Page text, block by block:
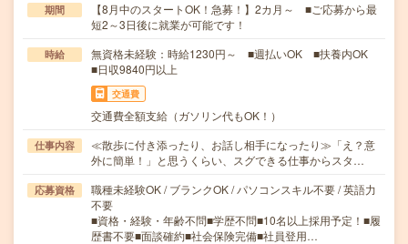
期間
【8月中のスタートOK！急募！】2カ月～ ■ご応募から最
短2～3日後に就業が可能です！
時給
無資格未経験：時給1230円～ ■週払いOK ■扶養内OK
■日収9840円以上
交通費
交通費全額支給（ガソリン代もOK！）
仕事内容
≪散歩に付き添ったり、お話し相手になったり≫「え？意
外に簡単！」と思うくらい、スグできる仕事からスタ…
応募資格
職種未経験OK / ブランクOK / パソコンスキル不要 / 英語力
不要
■資格・経験・年齢不問■学歴不問■10名以上採用予定！■履
歴書不要■面談確約■社会保険完備■社員登用…